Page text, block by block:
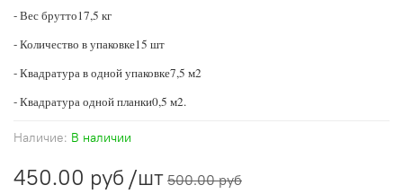
Наличие: В наличии
450.00 руб /шт 500.00 руб
- Вес брутто17,5 кг
- Количество в упаковке15 шт
- Квадратура в одной упаковке7,5 м2
- Квадратура одной планки0,5 м2.